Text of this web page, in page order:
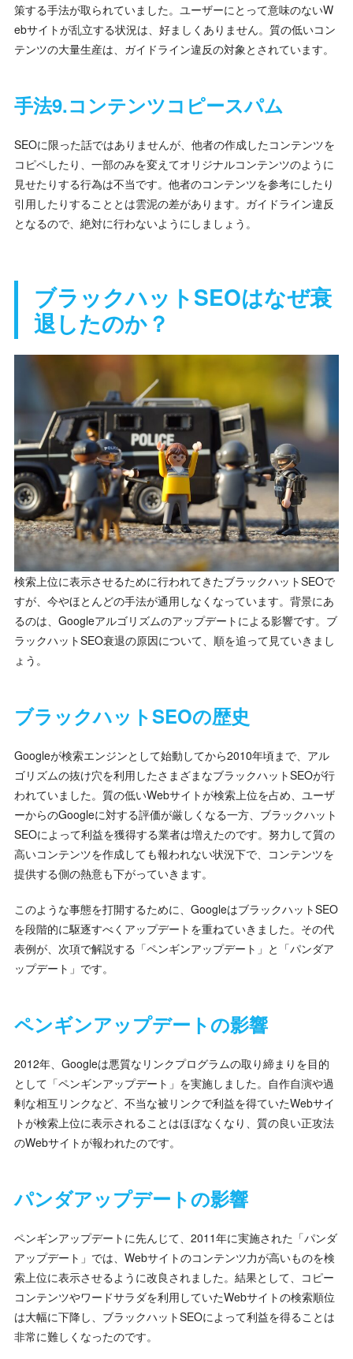
策する手法が取られていました。ユーザーにとって意味のないW
ebサイトが乱立する状況は、好ましくありません。質の低いコン
テンツの大量生産は、ガイドライン違反の対象とされています。
手法9.コンテンツコピースパム
SEOに限った話ではありませんが、他者の作成したコンテンツを
コピペしたり、一部のみを変えてオリジナルコンテンツのように
見せたりする行為は不当です。他者のコンテンツを参考にしたり
引用したりすることとは雲泥の差があります。ガイドライン違反
となるので、絶対に行わないようにしましょう。
ブラックハットSEOはなぜ衰
退したのか？
検索上位に表示させるために行われてきたブラックハットSEOで
すが、今やほとんどの手法が通用しなくなっています。背景にあ
るのは、Googleアルゴリズムのアップデートによる影響です。ブ
ラックハットSEO衰退の原因について、順を追って見ていきまし
ょう。
ブラックハットSEOの歴史
Googleが検索エンジンとして始動してから2010年頃まで、アル
ゴリズムの抜け穴を利用したさまざまなブラックハットSEOが行
われていました。質の低いWebサイトが検索上位を占め、ユーザ
ーからのGoogleに対する評価が厳しくなる一方、ブラックハット
SEOによって利益を獲得する業者は増えたのです。努力して質の
高いコンテンツを作成しても報われない状況下で、コンテンツを
提供する側の熱意も下がっていきます。
このような事態を打開するために、GoogleはブラックハットSEO
を段階的に駆逐すべくアップデートを重ねていきました。その代
表例が、次項で解説する「ペンギンアップデート」と「パンダア
ップデート」です。
ペンギンアップデートの影響
2012年、Googleは悪質なリンクプログラムの取り締まりを目的
として「ペンギンアップデート」を実施しました。自作自演や過
剰な相互リンクなど、不当な被リンクで利益を得ていたWebサイ
トが検索上位に表示されることはほぼなくなり、質の良い正攻法
のWebサイトが報われたのです。
パンダアップデートの影響
ペンギンアップデートに先んじて、2011年に実施された「パンダ
アップデート」では、Webサイトのコンテンツ力が高いものを検
索上位に表示させるように改良されました。結果として、コピー
コンテンツやワードサラダを利用していたWebサイトの検索順位
は大幅に下降し、ブラックハットSEOによって利益を得ることは
非常に難しくなったのです。